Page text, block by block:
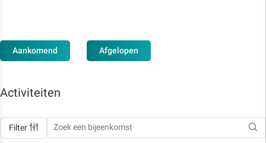
Aankomend Afgelopen
Activiteiten
Filter